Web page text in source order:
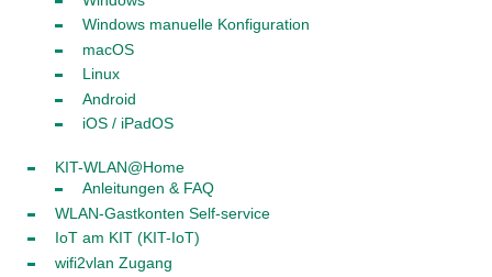
Windows manuelle Konfiguration
macOS
Linux
Android
iOS / iPadOS
KIT-WLAN@Home
Anleitungen & FAQ
WLAN-Gastkonten Self-service
IoT am KIT (KIT-IoT)
wifi2vlan Zugang